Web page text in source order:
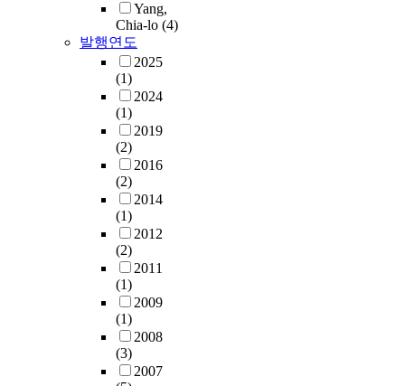
Yang,
Chia-lo (4)
발행연도
2025
(1)
2024
(1)
2019
(2)
2016
(2)
2014
(1)
2012
(2)
2011
(1)
2009
(1)
2008
(3)
2007